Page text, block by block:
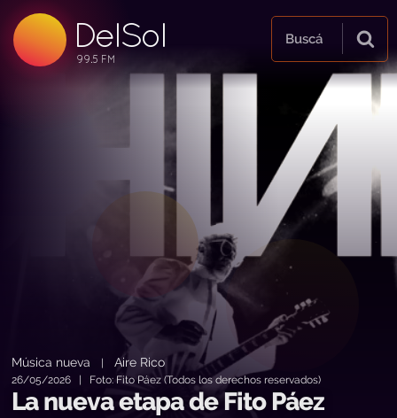
DelSol
99.5 FM
99.5 FM
99.5 FM
Buscá
Música nueva |Aire Rico
26/05/2026 | Foto: Fito Páez (Todos los derechos reservados)
La nueva etapa de Fito Páez